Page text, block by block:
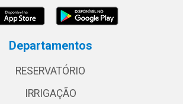
Departamentos
RESERVATÓRIO
IRRIGAÇÃO